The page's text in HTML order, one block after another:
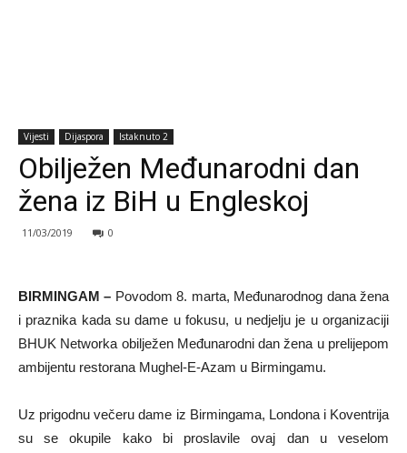
Vijesti Dijaspora Istaknuto 2
Obilježen Međunarodni dan
žena iz BiH u Engleskoj
11/03/2019 0
BIRMINGAM – Povodom 8. marta, Međunarodnog dana žena
i praznika kada su dame u fokusu, u nedjelju je u organizaciji
BHUK Networka obilježen Međunarodni dan žena u prelijepom
ambijentu restorana Mughel-E-Azam u Birmingamu.
Uz prigodnu večeru dame iz Birmingama, Londona i Koventrija
su se okupile kako bi proslavile ovaj dan u veselom